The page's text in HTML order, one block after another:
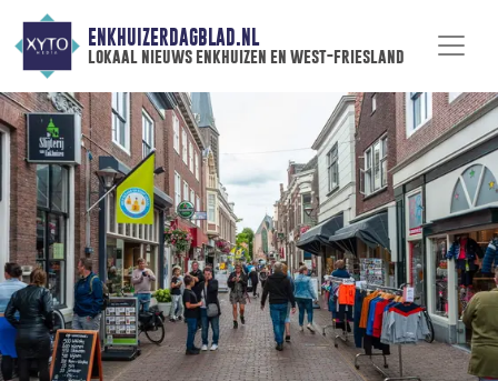
ENKHUIZERDAGBLAD.NL
lokaal nieuws enkhuizen en west-friesland